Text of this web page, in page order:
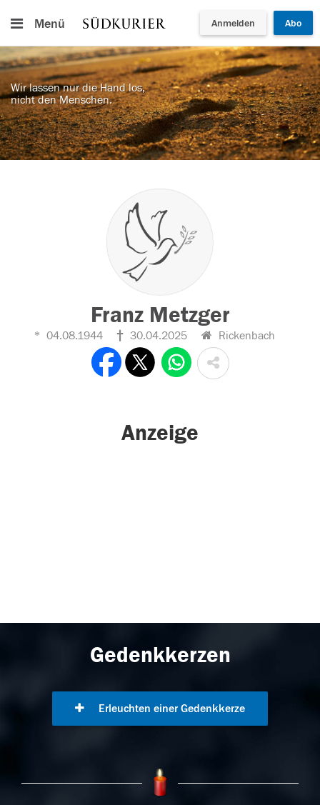
Menü Anmelden Abo
Wir lassen nur die Hand los,
nicht den Menschen.
Franz Metzger
04.08.1944 30.04.2025 Rickenbach
Anzeige
Gedenkkerzen
Erleuchten einer Gedenkkerze